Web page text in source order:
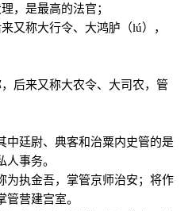
，是最高的法官；
又称大行令、大鸿胪（lú），
后来又称大农令、大司农，管
中廷尉、典客和治粟内史管的是
事务。
为执金吾，掌管京师治安；将作
营建宫室。